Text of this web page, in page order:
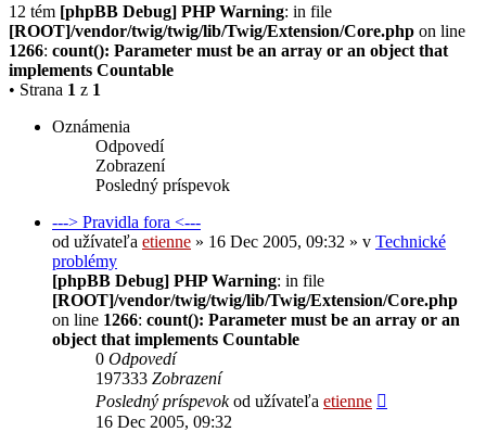
12 tém [phpBB Debug] PHP Warning: in file
[ROOT]/vendor/twig/twig/lib/Twig/Extension/Core.php on line
1266: count(): Parameter must be an array or an object that
implements Countable
• Strana 1 z 1
Oznámenia
Odpovedí
Zobrazení
Posledný príspevok
---> Pravidla fora <---
od užívateľa etienne » 16 Dec 2005, 09:32 » v Technické
problémy
[phpBB Debug] PHP Warning: in file
[ROOT]/vendor/twig/twig/lib/Twig/Extension/Core.php
on line 1266: count(): Parameter must be an array or an
object that implements Countable
0 Odpovedí
197333 Zobrazení
Posledný príspevokod užívateľa etienne
16 Dec 2005, 09:32